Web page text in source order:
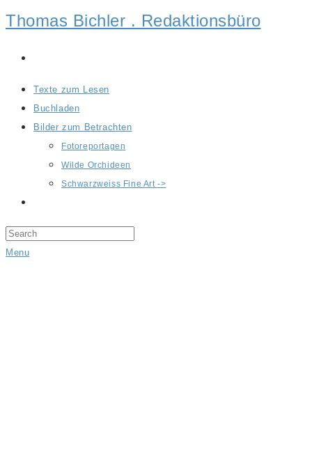
Thomas Bichler . Redaktionsbüro
Texte zum Lesen
Buchladen
Bilder zum Betrachten
Fotoreportagen
Wilde Orchideen
Schwarzweiss Fine Art ->
Menu